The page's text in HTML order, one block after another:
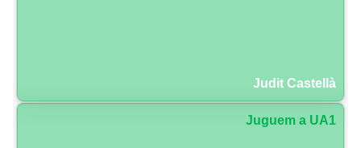
Judit Castellà
Juguem a UA1